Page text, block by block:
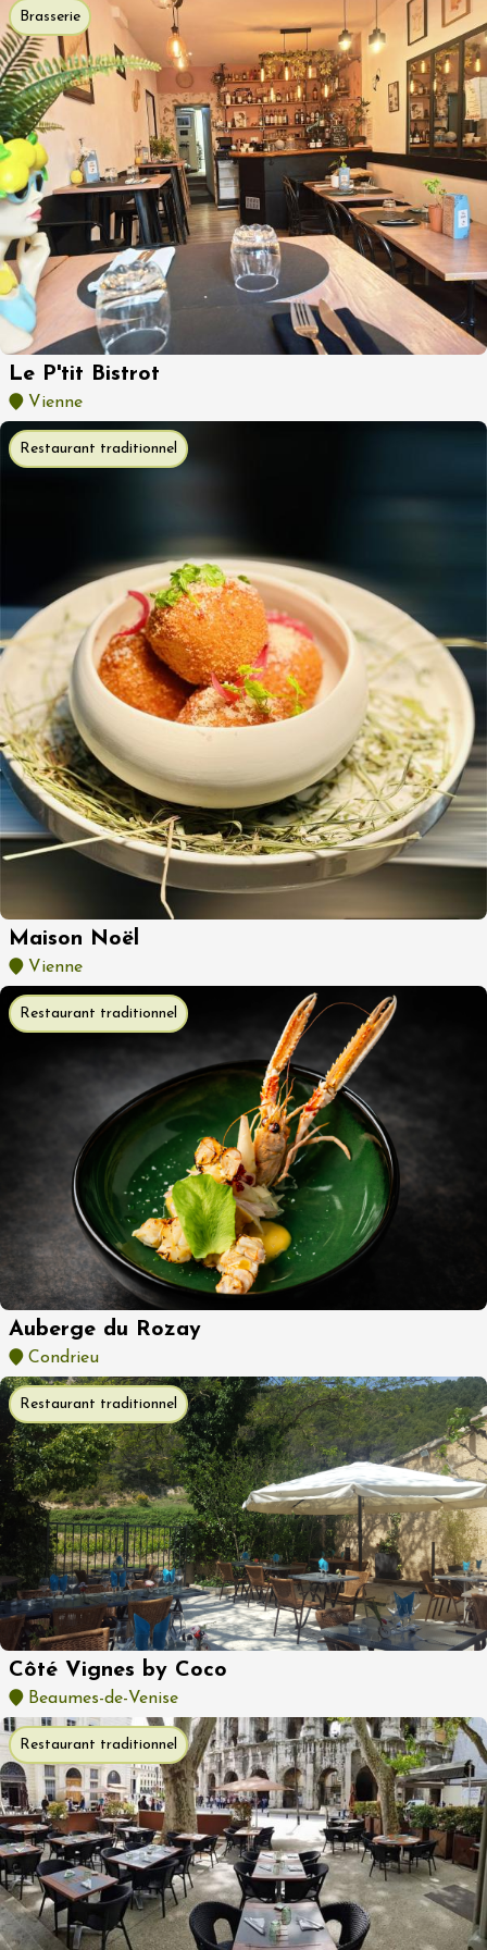
Brasserie
Le P'tit Bistrot
Vienne
Restaurant traditionnel
Maison Noël
Vienne
Restaurant traditionnel
Auberge du Rozay
Condrieu
Restaurant traditionnel
Côté Vignes by Coco
Beaumes-de-Venise
Restaurant traditionnel